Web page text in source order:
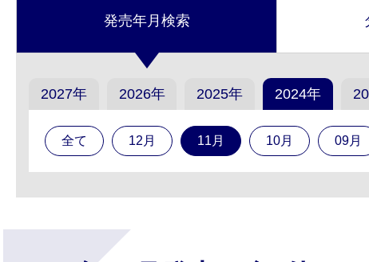
発売年月 検索
2027年 2026年 2025年 2024年
全て 12月 11月 10月 09月